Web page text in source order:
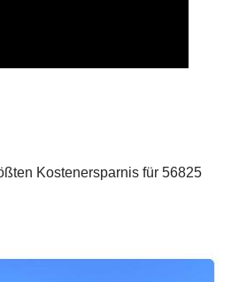
Kostenersparnis für 56825